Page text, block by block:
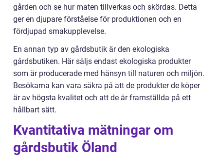
gården och se hur maten tillverkas och skördas. Detta
ger en djupare förståelse för produktionen och en
fördjupad smakupplevelse.
En annan typ av gårdsbutik är den ekologiska
gårdsbutiken. Här säljs endast ekologiska produkter
som är producerade med hänsyn till naturen och miljön.
Besökarna kan vara säkra på att de produkter de köper
är av högsta kvalitet och att de är framställda på ett
hållbart sätt.
Kvantitativa mätningar om
gårdsbutik Öland